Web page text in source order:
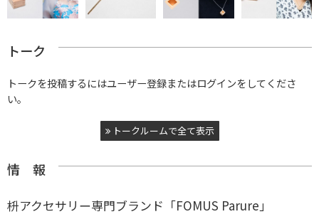
トーク
トークを投稿するにはユーザー登録またはログインをしてくださ
い。
トークルームで全て表示
情 報
枡アクセサリー専門ブランド「FOMUS Parure」